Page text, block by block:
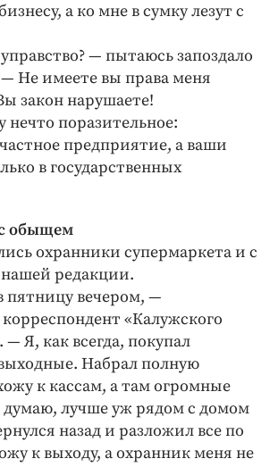
а ко мне в сумку лезут с
— пытаюсь запоздало
Не имеете вы права меня
закон нарушаете!
нечто поразительное:
предприятие, а ваши
в государственных
обыщем
охранники супермаркета и с
редакции.
пятницу вечером, —
«Калужского
— Я, как всегда, покупал
Набрал полную
к кассам, а там огромные
думаю, лучше уж рядом с домом
назад и разложил все по
к выходу, а охранник меня не